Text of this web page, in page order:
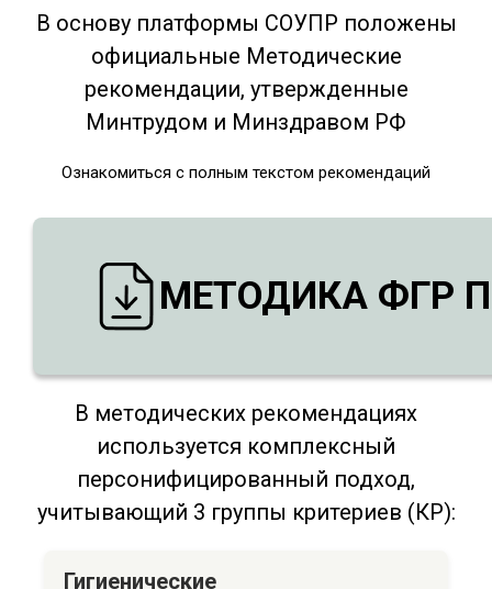
В основу платформы СОУПР положены
официальные Методические
рекомендации, утвержденные
Минтрудом и Минздравом РФ
Ознакомиться с полным текстом рекомендаций
МЕТОДИКА ФГР
В методических рекомендациях
используется комплексный
персонифицированный подход,
учитывающий 3 группы критериев (КР):
Гигиенические